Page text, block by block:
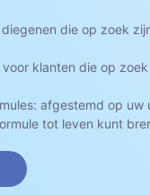
die op zoek
klanten die op
afgestemd op uw
tot leven kunt